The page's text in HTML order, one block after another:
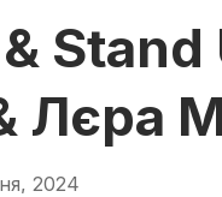
Лєра
2024